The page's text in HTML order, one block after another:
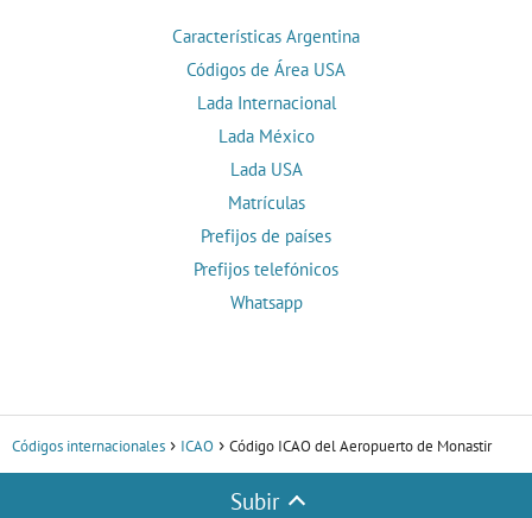
Características Argentina
Códigos de Área USA
Lada Internacional
Lada México
Lada USA
Matrículas
Prefijos de países
Prefijos telefónicos
Whatsapp
Códigos internacionales ICAO Código ICAO del Aeropuerto de Monastir
Subir